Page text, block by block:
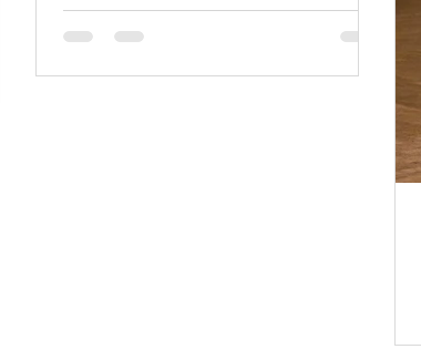
trasciende